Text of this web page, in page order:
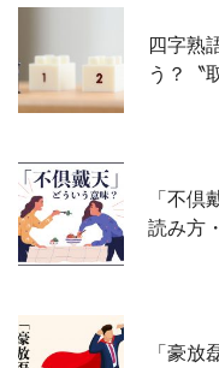
四字熟
う？〝
「不倶
読み方
「豪